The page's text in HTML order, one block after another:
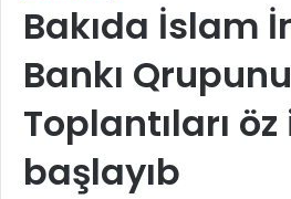
Bakıda İslam
Bankı
Toplantıları
başlayıb